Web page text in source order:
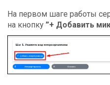
На первом шаге работы
на кнопку ”+ Добавить